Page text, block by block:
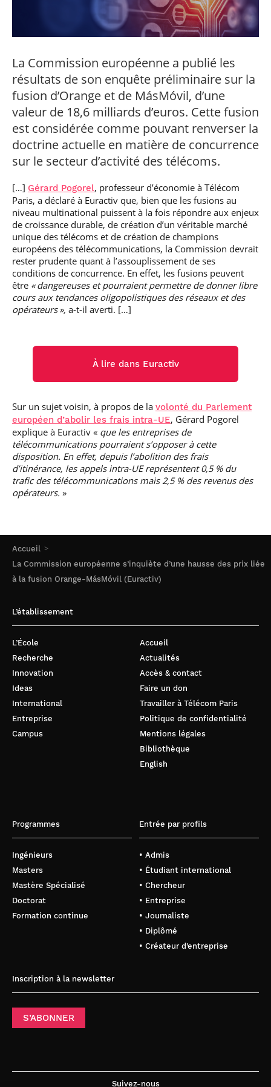
S’engager à Télécom
Corps des Mines
Parcours Talents : un
Double Diplôme
Corps techniques de
l’État
(admissions closes)
cybersécurité des
réseaux et des
systèmes
d’information
Intelligence
Artificielle – Expert
Data & MLops
Intelligence
Artificielle
autonome
Je suis élève en
situation de
handicap, comment
faire ?
Vous êtes admis,
préparez votre
arrivée
Financement
solutions Mastère
Spécialisé
Brochures &
Événements des
formations de
Mastère Spécialisé
professionnel
• Créateur d’entreprise
Accueil
La Commission européenne s’inquiète d’une hausse des prix liée
à la fusion Orange-MásMóvil (Euractiv)
La Commission européenne a publié les
résultats de son enquête préliminaire sur la
fusion d’Orange et de MásMóvil, d’une
valeur de 18,6 milliards d’euros. Cette fusion
est considérée comme pouvant renverser la
doctrine actuelle en matière de concurrence
sur le secteur d’activité des télécoms.
[…] Gérard Pogorel, professeur d’économie à Télécom
Paris, a déclaré à Euractiv que, bien que les fusions au
niveau multinational puissent à la fois répondre aux enjeux
de croissance durable, de création d’un véritable marché
unique des télécoms et de création de champions
européens des télécommunications, la Commission devrait
rester prudente quant à l’assouplissement de ses
conditions de concurrence. En effet, les fusions peuvent
être « dangereuses et pourraient permettre de donner libre
cours aux tendances oligopolistiques des réseaux et des
opérateurs », a-t-il averti. […]
À lire dans Euractiv
Sur un sujet voisin, à propos de la volonté du Parlement
européen d’abolir les frais intra-UE, Gérard Pogorel
explique à Euractiv « que les entreprises de
télécommunications pourraient s’opposer à cette
disposition. En effet, depuis l’abolition des frais
d’itinérance, les appels intra-UE représentent 0,5 % du
trafic des télécommunications mais 2,5 % des revenus des
opérateurs. »
L’établissement
L’École
Recherche
Innovation
Ideas
International
Entreprise
Campus
Accueil
Actualités
Accès & contact
Faire un don
Travailler à Télécom Paris
Politique de confidentialité
Mentions légales
Bibliothèque
English
Programmes
Ingénieurs
Masters
Mastère Spécialisé
Doctorat
Formation continue
Entrée par profils
• Admis
• Étudiant international
• Chercheur
• Entreprise
• Journaliste
• Diplômé
• Créateur d’entreprise
Inscription à la newsletter
S’ABONNER
Suivez-nous